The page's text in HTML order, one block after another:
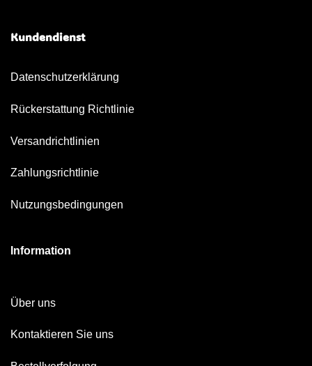
Kundendienst
Datenschutzerklärung
Rückerstattung Richtlinie
Versandrichtlinien
Zahlungsrichtlinie
Nutzungsbedingungen
Information
Über uns
Kontaktieren Sie uns